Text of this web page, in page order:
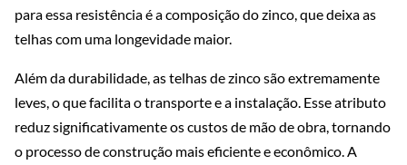
para essa resistência é a composição do zinco, que deixa as
telhas com uma longevidade maior.
Além da durabilidade, as telhas de zinco são extremamente
leves, o que facilita o transporte e a instalação. Esse atributo
reduz significativamente os custos de mão de obra, tornando
o processo de construção mais eficiente e econômico. A